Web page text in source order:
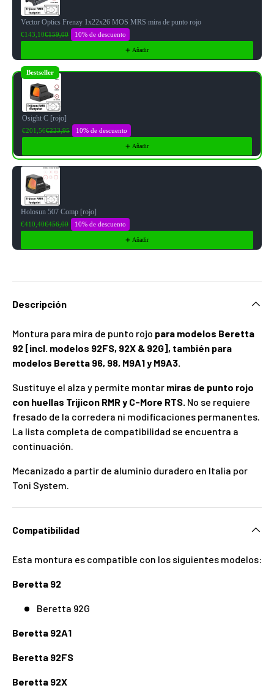
Vector Optics Frenzy 1x22x26 MOS MRS mira de punto rojo
€143,10€159,00 10% de descuento
Añadir
Osight C [rojo]
€201,56€223,95 10% de descuento
Añadir
Bestseller
Holosun 507 Comp [rojo]
€410,40€456,00 10% de descuento
Añadir
Descripción
Montura para mira de punto rojo para modelos Beretta
92 [incl. modelos 92FS, 92X & 92G], también para
modelos Beretta 96, 98, M9A1 y M9A3.
Sustituye el alza y permite montar miras de punto rojo
con huellas Trijicon RMR y C-More RTS. No se requiere
fresado de la corredera ni modificaciones permanentes.
La lista completa de compatibilidad se encuentra a
continuación.
Mecanizado a partir de aluminio duradero en Italia por
Toni System.
Compatibilidad
Esta montura es compatible con los siguientes modelos:
Beretta 92
Beretta 92G
Beretta 92A1
Beretta 92FS
Beretta 92X